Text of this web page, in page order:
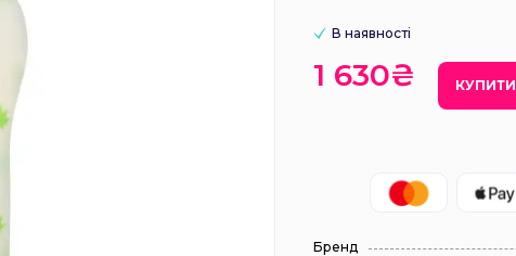
В наявності
1 630₴ КУПИТИ
Бренд